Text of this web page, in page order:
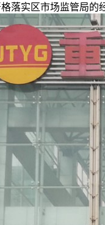
实区市场监管局的